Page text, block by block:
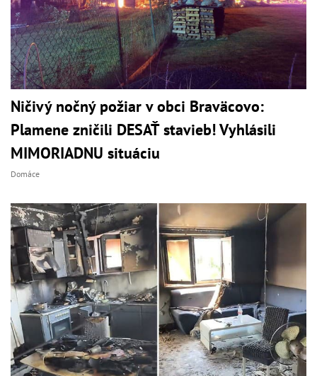
Ničivý nočný požiar v obci Braväcovo:
Plamene zničili DESAŤ stavieb! Vyhlásili
MIMORIADNU situáciu
Domáce